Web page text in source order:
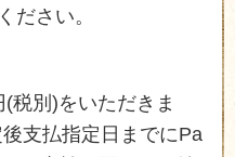
ださい。
税別)をいただきま
支払指定日までにPa